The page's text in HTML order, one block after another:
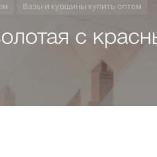
Вазы и кувшины купить оптом
с